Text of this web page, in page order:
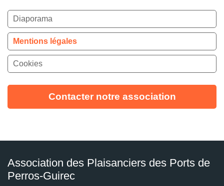
Diaporama
Mentions légales
Cookies
Contacter notre association
Association des Plaisanciers des Ports de
Perros-Guirec